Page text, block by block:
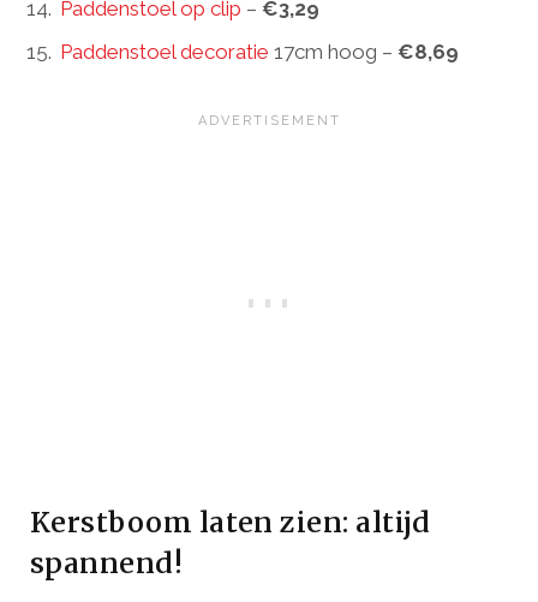
Paddenstoel op clip – €3,29
Paddenstoel decoratie 17cm hoog – €8,69
Kerstboom laten zien: altijd
spannend!